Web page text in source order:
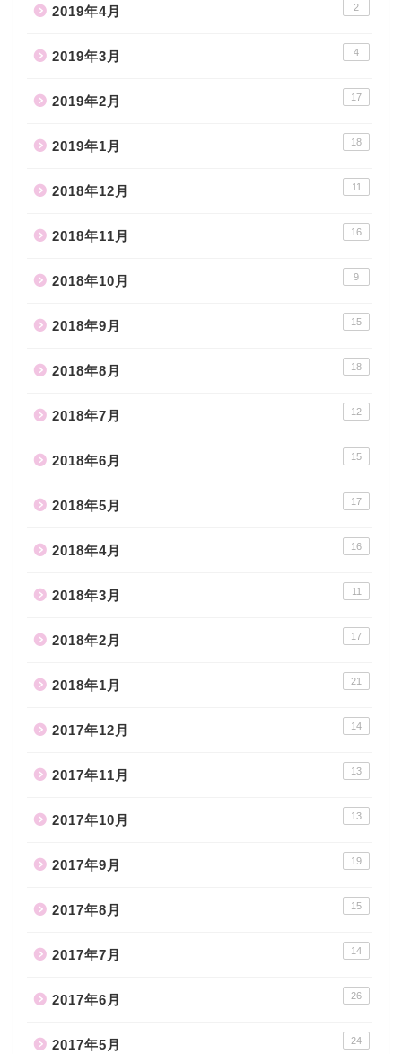
2019年4月 2
2019年3月 4
2019年2月 17
2019年1月 18
2018年12月 11
2018年11月 16
2018年10月 9
2018年9月 15
2018年8月 18
2018年7月 12
2018年6月 15
2018年5月 17
2018年4月 16
2018年3月 11
2018年2月 17
2018年1月 21
2017年12月 14
2017年11月 13
2017年10月 13
2017年9月 19
2017年8月 15
2017年7月 14
2017年6月 26
2017年5月 24